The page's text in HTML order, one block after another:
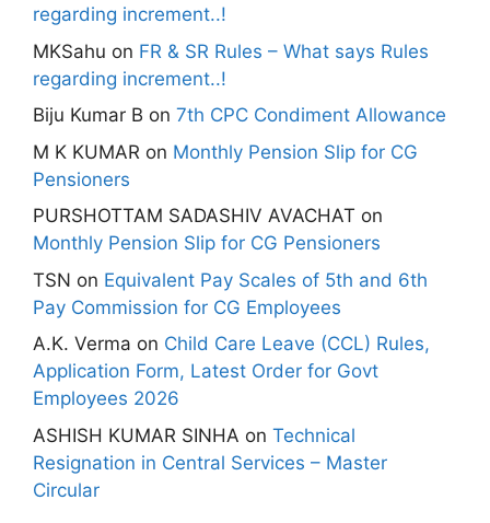
regarding increment..!
MKSahu on FR & SR Rules – What says Rules
regarding increment..!
Biju Kumar B on 7th CPC Condiment Allowance
M K KUMAR on Monthly Pension Slip for CG
Pensioners
PURSHOTTAM SADASHIV AVACHAT on
Monthly Pension Slip for CG Pensioners
TSN on Equivalent Pay Scales of 5th and 6th
Pay Commission for CG Employees
A.K. Verma on Child Care Leave (CCL) Rules,
Application Form, Latest Order for Govt
Employees 2026
ASHISH KUMAR SINHA on Technical
Resignation in Central Services – Master
Circular